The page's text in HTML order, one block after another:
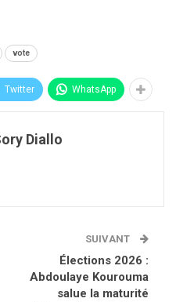
vote
Twitter WhatsApp
Diallo
SUIVANT
Élections 2026 :
Abdoulaye Kourouma
salue la maturité